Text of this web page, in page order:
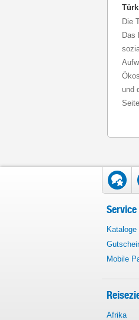
Die
Das
und
Service
Kataloge
Mobile
Afrika